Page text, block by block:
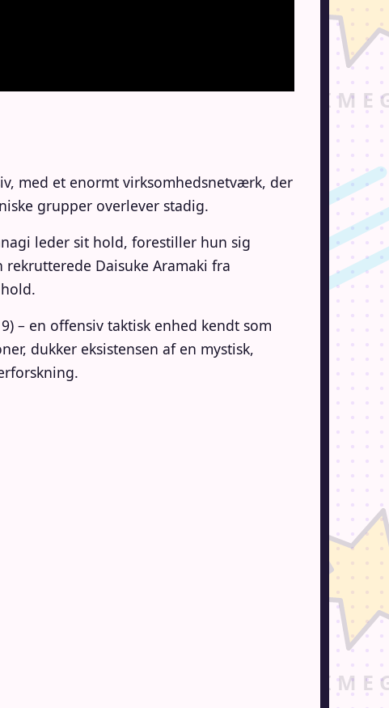
med et enormt virksomhedsnetværk, der
grupper overlever stadig.
leder sit hold, forestiller hun sig
Daisuke Aramaki fra
– en offensiv taktisk enhed kendt som
dukker eksistensen af ​​en mystisk,